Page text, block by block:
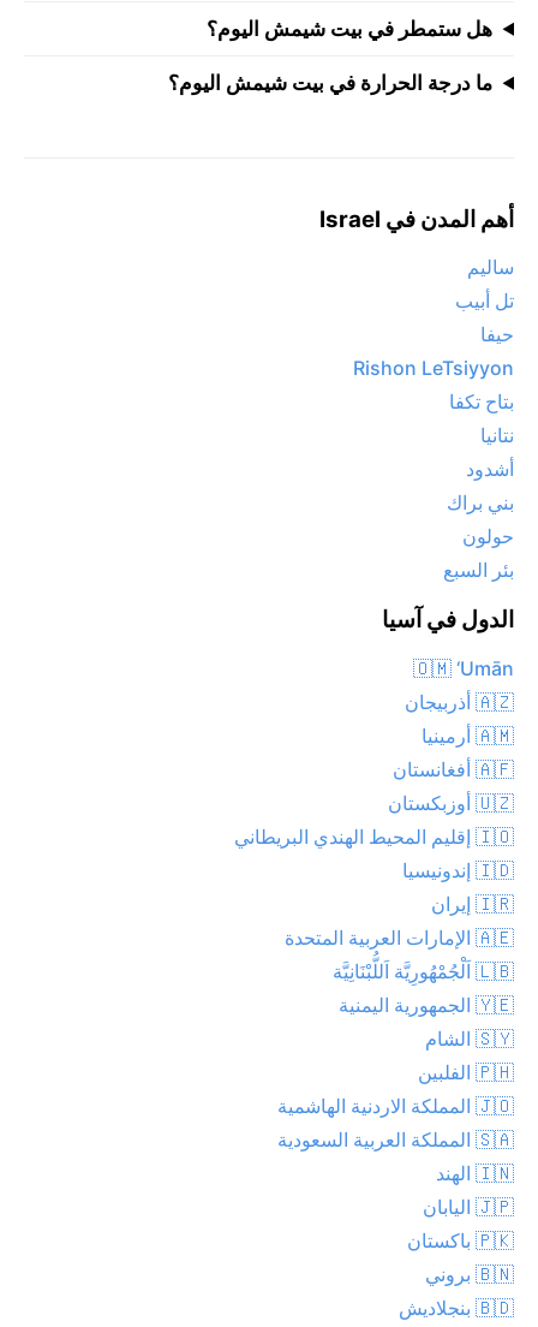
هل ستمطر في بيت شيمش اليوم؟
ما درجة الحرارة في بيت شيمش اليوم؟
أهم المدن في Israel
ساليم
تل أبيب
حيفا
Rishon LeTsiyyon
بتاح تكفا
نتانيا
أشدود
بني براك
حولون
بئر السبع
الدول في آسيا
🇴🇲 ‘Umān
🇦🇿 أذربيجان
🇦🇲 أرمينيا
🇦🇫 أفغانستان
🇺🇿 أوزبكستان
🇮🇴 إقليم المحيط الهندي البريطاني
🇮🇩 إندونيسيا
🇮🇷 إيران
🇦🇪 الإمارات العربية المتحدة
🇱🇧 اَلْجُمْهُورِيَّة اَللُّبْنَانِيَّة
🇾🇪 الجمهورية اليمنية
🇸🇾 الشام
🇵🇭 الفلبين
🇯🇴 المملكة الاردنية الهاشمية
🇸🇦 المملكة العربية السعودية
🇮🇳 الهند
🇯🇵 اليابان
🇵🇰 باكستان
🇧🇳 بروني
🇧🇩 بنجلاديش